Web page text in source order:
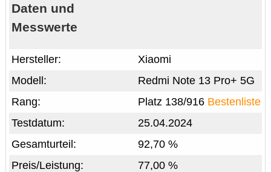
Daten und
Messwerte
Xiaomi
Hersteller:
Redmi Note 13 Pro+ 5G
Modell:
Platz 138/916 Bestenliste
Rang:
25.04.2024
Testdatum:
92,70 %
Gesamturteil:
77,00 %
Preis/Leistung: